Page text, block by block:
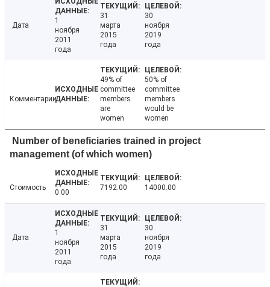
Дата
1
ноября
2011
года
31
марта
2015
года
30
ноября
2019
года
Комментарии
49% of
committee
members
are
women
50% of
committee
members
would be
women
Number of beneficiaries trained in project
management (of which women)
Стоимость
0.00
7192.00 14000.00
Дата
1
ноября
2011
года
31
марта
2015
года
30
ноября
2019
года